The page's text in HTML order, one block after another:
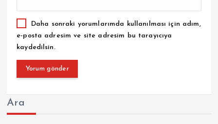
Daha sonraki yorumlarımda kullanılması için adım,
e-posta adresim ve site adresim bu tarayıcıya
kaydedilsin.
Ara